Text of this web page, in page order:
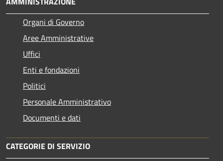
Organi di Governo
Aree Amministrative
Uffici
Enti e fondazioni
Politici
Personale Amministrativo
Documenti e dati
CATEGORIE DI SERVIZIO